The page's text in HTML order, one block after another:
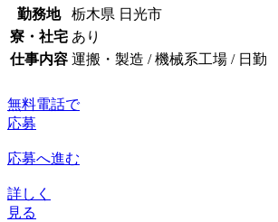
勤務地
栃木県 日光市
寮・社宅 あり
仕事内容 運搬・製造 / 機械系工場 / 日勤
無料電話で
応募
応募へ進む
詳しく
見る